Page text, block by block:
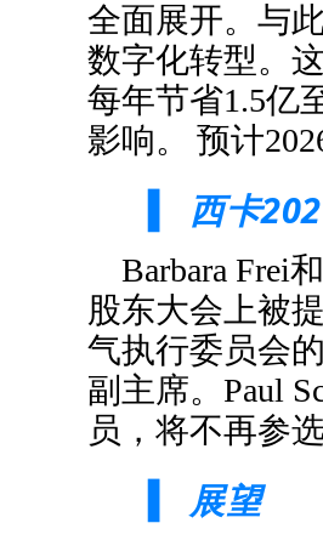
全面展开。与
数字化转型。
每年节省1.5亿
影响。
预计
西卡
Barbara Frei
股东大会上被
气执行委员会
副主席。Paul
员，将不再参
展望